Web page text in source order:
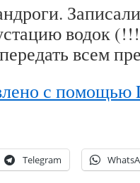
водок
всем
Telegram